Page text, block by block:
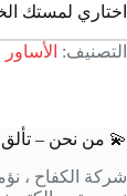
اختاري لمستك
التصنيف: الأساور
💫 من نحن – تألق
شركة الكفاح ،